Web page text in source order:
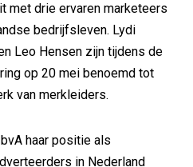
met drie ervaren marketeers
bedrijfsleven. Lydi
Leo Hensen zijn tijdens de
op 20 mei benoemd tot
van merkleiders.
haar positie als
in Nederland